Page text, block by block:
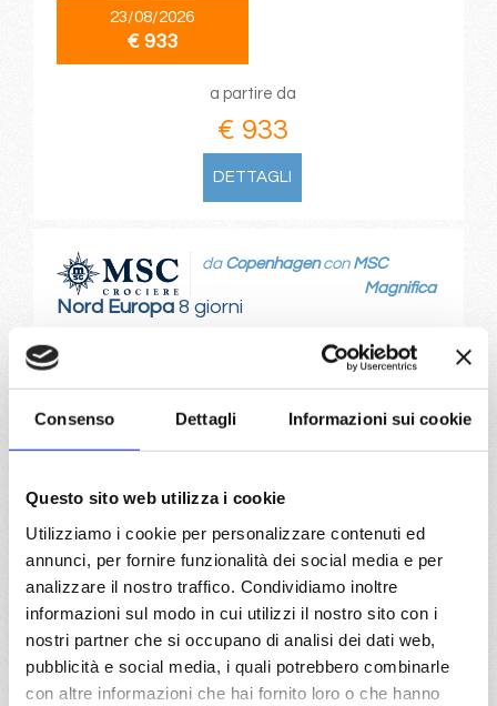
Consenso Dettagli Informazioni sui cookie
Questo sito web utilizza i cookie
Utilizziamo i cookie per personalizzare contenuti ed
annunci, per fornire funzionalità dei social media e per
analizzare il nostro traffico. Condividiamo inoltre
informazioni sul modo in cui utilizzi il nostro sito con i
nostri partner che si occupano di analisi dei dati web,
pubblicità e social media, i quali potrebbero combinarle
con altre informazioni che hai fornito loro o che hanno
23/08/2026
€ 933
a partire da
€ 933
DETTAGLI
Nord Europa8 giorni
da Copenhagencon MSC
Magnifica
Copenhagen, Warnemünde, Kristiansand, Bergen,
19/06/2027
€ 933
a partire da
€ 933
DETTAGLI
da WarnemündeconMSC
Magnifica